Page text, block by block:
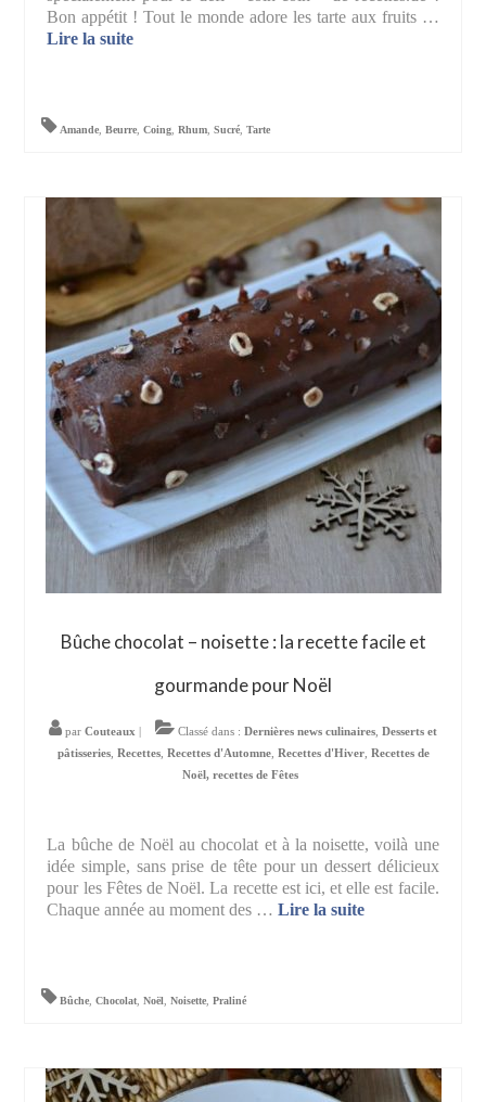
Bon appétit ! Tout le monde adore les tarte aux fruits …
Lire la suite­­
Amande,Beurre,Coing,Rhum,Sucré,Tarte
Bûche chocolat – noisette : la recette facile et
gourmande pour Noël
par Couteaux Classé dans : Dernières news culinaires Desserts et
pâtisseries, Recettes, Recettes d'Automne, Recettes d'Hiver, Recettes de
Noël, recettes de Fêtes
La bûche de Noël au chocolat et à la noisette, voilà une
idée simple, sans prise de tête pour un dessert délicieux
pour les Fêtes de Noël. La recette est ici, et elle est facile.
Chaque année au moment des …Lire la suite­­
Bûche,Chocolat,Noël,Noisette,Praliné